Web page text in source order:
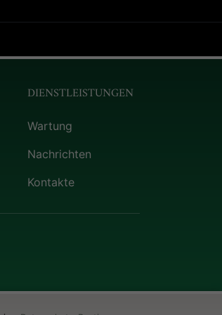
DIENSTLEISTUNGEN
Wartung
Nachrichten
Kontakte